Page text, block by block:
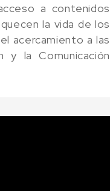
a contenidos
la vida de los
acercamiento a las
y la Comunicación